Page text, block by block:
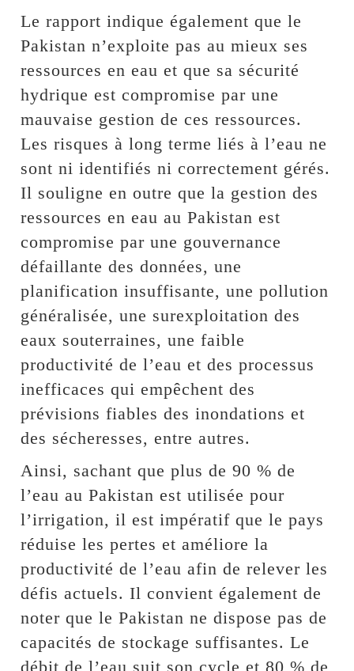
Le rapport indique également que le
Pakistan n’exploite pas au mieux ses
ressources en eau et que sa sécurité
hydrique est compromise par une
mauvaise gestion de ces ressources.
Les risques à long terme liés à l’eau ne
sont ni identifiés ni correctement gérés.
Il souligne en outre que la gestion des
ressources en eau au Pakistan est
compromise par une gouvernance
défaillante des données, une
planification insuffisante, une pollution
généralisée, une surexploitation des
eaux souterraines, une faible
productivité de l’eau et des processus
inefficaces qui empêchent des
prévisions fiables des inondations et
des sécheresses, entre autres.
Ainsi, sachant que plus de 90 % de
l’eau au Pakistan est utilisée pour
l’irrigation, il est impératif que le pays
réduise les pertes et améliore la
productivité de l’eau afin de relever les
défis actuels. Il convient également de
noter que le Pakistan ne dispose pas de
capacités de stockage suffisantes. Le
débit de l’eau suit son cycle et 80 % de